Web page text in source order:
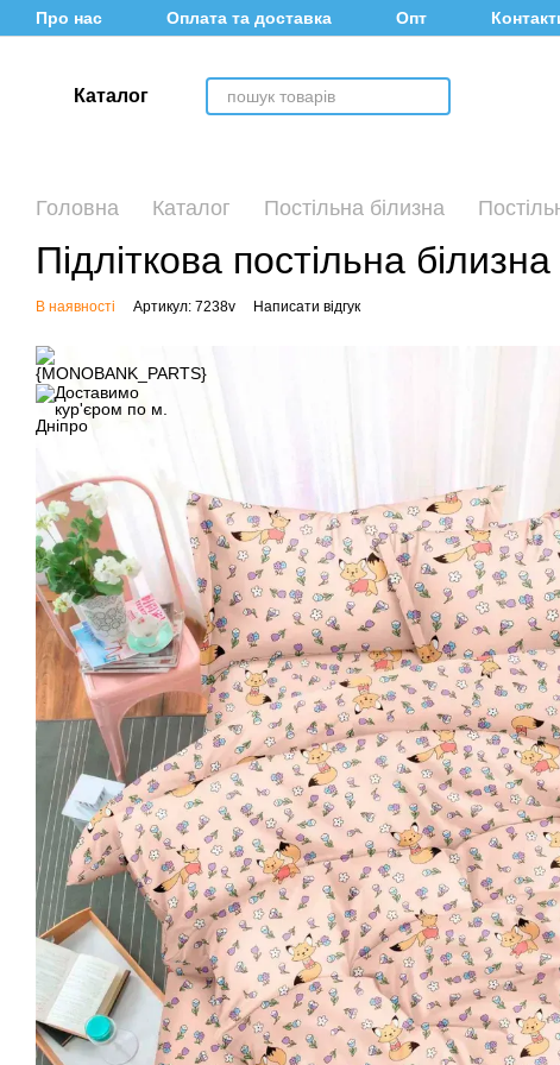
Перейти до основного контенту
Про нас Оплата та доставка Опт
Каталог
Головна Каталог Постільна білизна
Підліткова постільна
В наявності Артикул: 7238v Написати відгук